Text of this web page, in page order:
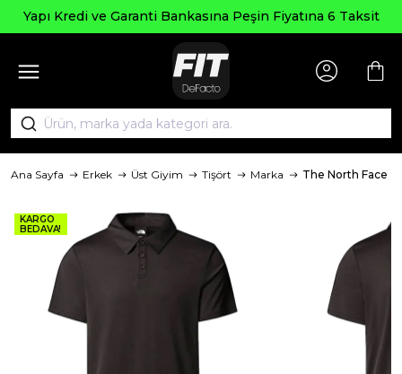
Yapı Kredi ve Garanti Bankasına Peşin Fiyatına 6 Taksit
Ana Sayfa Erkek Üst Giyim Tişört Marka The North Face
KARGO
BEDAVA!